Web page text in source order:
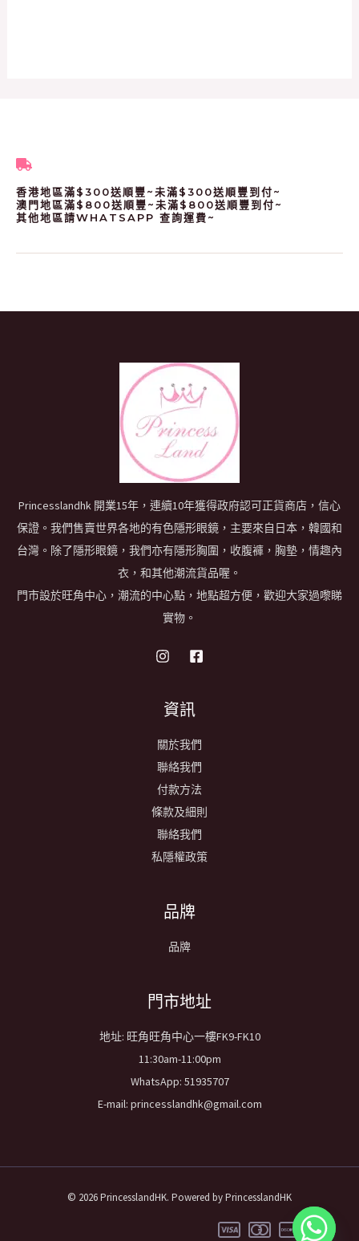
香港地區滿$300送順豐~未滿$300送順豐到付~
澳門地區滿$800送順豐~未滿$800送順豐到付~
其他地區請WHATSAPP 查詢運費~
Princesslandhk 開業15年，連續10年獲得政府認可正貨商店，信心
保證。我們售賣世界各地的有色隱形眼鏡，主要來自日本，韓國和
台灣。除了隱形眼鏡，我們亦有隱形胸圍，收腹褲，胸墊，情趣內
衣，和其他潮流貨品喔。
門市設於旺角中心，潮流的中心點，地點超方便，歡迎大家過嚟睇
實物。
資訊
關於我們
聯絡我們
付款方法
條款及細則
聯絡我們
私隱權政策
品牌
品牌
​門市地址
地址: 旺角旺角中心一樓FK9-FK10
11:30am-11:00pm
WhatsApp: 51935707
E-mail: princesslandhk@gmail.com
© 2026 PrincesslandHK. Powered by PrincesslandHK